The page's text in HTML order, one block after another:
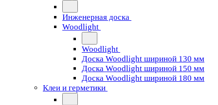
Инженерная доска
Woodlight
Woodlight
Доска Woodlight шириной 130 мм
Доска Woodlight шириной 150 мм
Доска Woodlight шириной 180 мм
Клеи и герметики